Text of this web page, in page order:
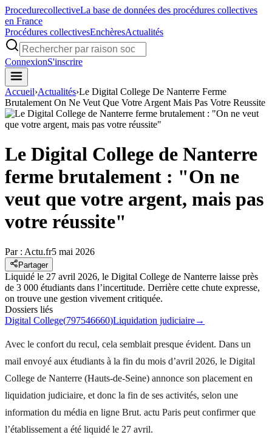
ProcedurecollectiveLa base de données des procédures collectives
en France
Procédures collectivesEnchèresActualités
ConnexionS'inscrire
Accueil›Actualités›Le Digital College De Nanterre Ferme
Brutalement On Ne Veut Que Votre Argent Mais Pas Votre Reussite
Le Digital College de Nanterre
ferme brutalement : "On ne
veut que votre argent, mais pas
votre réussite"
Par : Actu.fr5 mai 2026
Partager
Liquidé le 27 avril 2026, le Digital College de Nanterre laisse près
de 3 000 étudiants dans l’incertitude. Derrière cette chute expresse,
on trouve une gestion vivement critiquée.
Dossiers liés
Digital College(797546660)Liquidation judiciaire→
Avec le confort du recul, cela semblait presque évident. Dans un
mail envoyé aux étudiants à la fin du mois d’avril 2026, le Digital
College de Nanterre (Hauts-de-Seine) annonce son placement en
liquidation judiciaire, et donc la fin de ses activités, selon une
information du média en ligne Brut. actu Paris peut confirmer que
l’établissement a été liquidé le 27 avril.